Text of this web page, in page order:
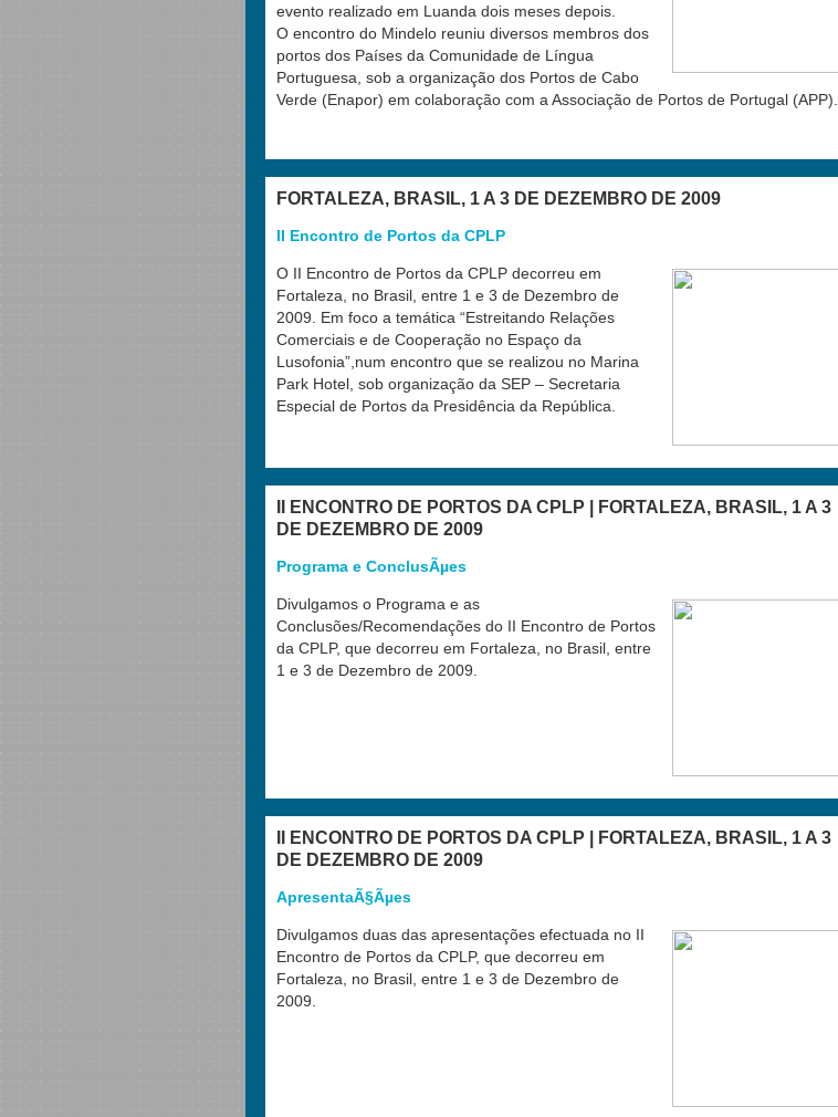
evento realizado em Luanda dois meses depois.
O encontro do Mindelo reuniu diversos membros dos
portos dos Países da Comunidade de Língua
Portuguesa, sob a organização dos Portos de Cabo
Verde (Enapor) em colaboração com a Associação de Portos de Portugal (APP).
FORTALEZA, BRASIL, 1 A 3 DE DEZEMBRO DE 2009
II Encontro de Portos da CPLP
O II Encontro de Portos da CPLP decorreu em
Fortaleza, no Brasil, entre 1 e 3 de Dezembro de
2009. Em foco a temática “Estreitando Relações
Comerciais e de Cooperação no Espaço da
Lusofonia”,num encontro que se realizou no Marina
Park Hotel, sob organização da SEP – Secretaria
Especial de Portos da Presidência da República.
II ENCONTRO DE PORTOS DA CPLP | FORTALEZA, BRASIL, 1 A 3
DE DEZEMBRO DE 2009
Programa e ConclusÃµes
Divulgamos o Programa e as
Conclusões/Recomendações do II Encontro de Portos
da CPLP, que decorreu em Fortaleza, no Brasil, entre
1 e 3 de Dezembro de 2009.
II ENCONTRO DE PORTOS DA CPLP | FORTALEZA, BRASIL, 1 A 3
DE DEZEMBRO DE 2009
ApresentaÃ§Ãµes
Divulgamos duas das apresentações efectuada no II
Encontro de Portos da CPLP, que decorreu em
Fortaleza, no Brasil, entre 1 e 3 de Dezembro de
2009.